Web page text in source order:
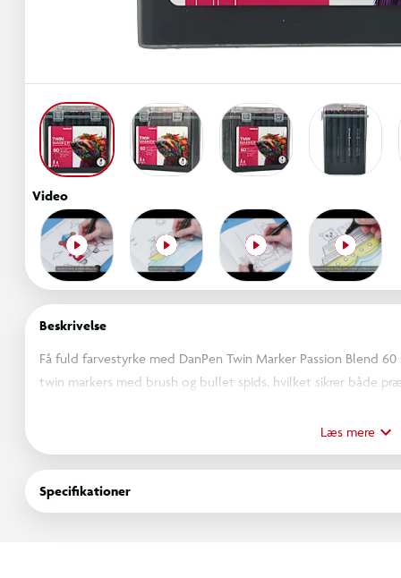
Video
Beskrivelse
Få fuld farvestyrke med DanPen Twin Marker Passion Blend
twin markers med brush og bullet spids, hvilket sikrer både
De har et rundt, sort design med farvekodede låg. Det hele
tuscher altid er organiseret og klar til brug, uanset om du
Læs mere
Specifikationer